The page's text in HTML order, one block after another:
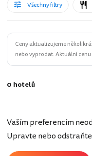
Všechny filtry
Ceny aktualizujeme
nebo vyprodat. Aktuální
0 hotelů
Vaším preferencím
Upravte nebo